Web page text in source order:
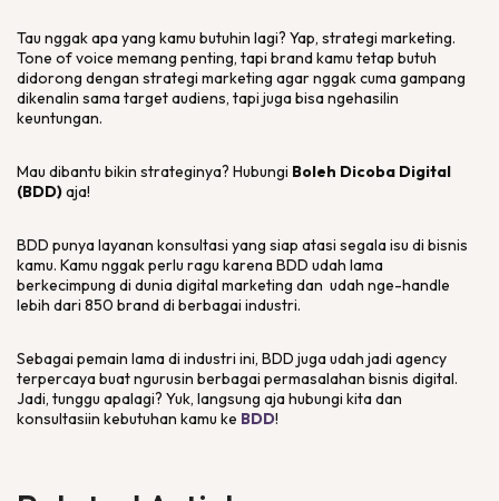
Tau nggak apa yang kamu butuhin lagi? Yap, strategi marketing.
Tone of voice memang penting, tapi brandkamu tetap butuh
didorong dengan strategi marketing agar nggak cuma gampang
dikenalin sama target audiens, tapi juga bisa ngehasilin
keuntungan.
Mau dibantu bikin strateginya? Hubungi Boleh Dicoba Digital
(BDD)aja!
BDD punya layanan konsultasi yang siap atasi segala isu di bisnis
kamu. Kamu nggak perlu ragu karena BDD udah lama
berkecimpung di duniadigital marketing dan udah nge-handle
lebih dari 850 branddi berbagai industri.
Sebagai pemain lama di industri ini, BDD juga udah jadi agency
terpercaya buat ngurusin berbagai permasalahan bisnis digital.
Jadi, tunggu apalagi? Yuk, langsung aja hubungi kita dan
konsultasiin kebutuhan kamu ke BDD!